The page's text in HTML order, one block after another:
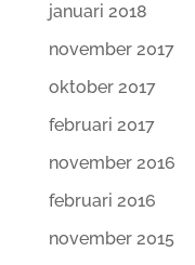
januari 2018
november 2017
oktober 2017
februari 2017
november 2016
februari 2016
november 2015